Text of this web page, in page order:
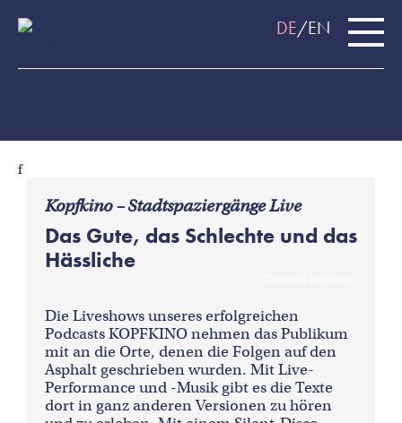
DE EN
f
Kopfkino – Stadtspaziergänge Live
Das Gute, das Schlechte und das
Hässliche
Die Liveshows unseres erfolgreichen
Podcasts KOPFKINO nehmen das Publikum
mit an die Orte, denen die Folgen auf den
Asphalt geschrieben wurden. Mit Live-
Performance und -Musik gibt es die Texte
dort in ganz anderen Versionen zu hören